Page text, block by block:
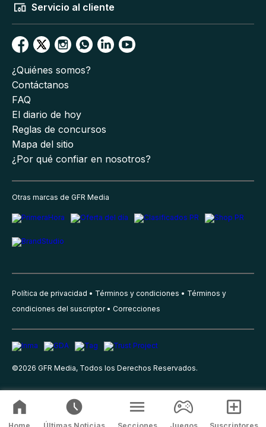
Servicio al cliente
¿Quiénes somos?
Contáctanos
FAQ
El diario de hoy
Reglas de concursos
Mapa del sitio
¿Por qué confiar en nosotros?
Otras marcas de GFR Media
Política de privacidad Términos y condiciones
Términos y
condiciones del suscriptor
Correcciones
©2026 GFR Media, Todos los Derechos Reservados.